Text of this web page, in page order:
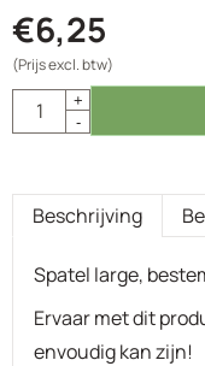
€6,25
(Prijs excl. btw)
Aantal
+
-
Beschrijving
Spatel large,
Ervaar met dit
envoudig kan zijn!